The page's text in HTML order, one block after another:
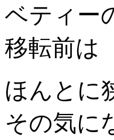
ベティー
移転前は
ほんとに
その気に